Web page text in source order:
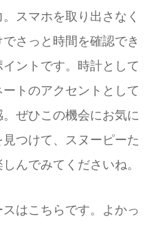
スマホを取り出さなく
さっと時間を確認でき
ントです。時計として
トのアクセントとして
ぜひこの機会にお気に
つけて、スヌーピーた
んでみてくださいね。
はこちらです。よかっ